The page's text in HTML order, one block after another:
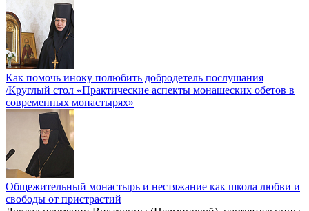
Как помочь иноку полюбить добродетель послушания
/Круглый стол «Практические аспекты монашеских обетов в
современных монастырях»
Общежительный монастырь и нестяжание как школа любви и
свободы от пристрастий